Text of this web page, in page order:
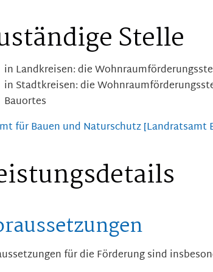
Stelle
in Landkreisen: die
in Stadtkreisen: die
Bauortes
für Bauen und Naturschutz [Landratsamt
für die Förderung sind